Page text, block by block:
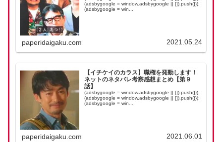
(adsbygoogle = window.adsbygoogle || []).push({});
(adsbygoogle = win...
paperidaigaku.com 2021.05.24
【イチケイのカラス】職権を発動します！
ネットのネタバレ考察感想まとめ【第９
話】
(adsbygoogle = window.adsbygoogle || []).push({});
(adsbygoogle = window.adsbygoogle || []).push({});
(adsbygoogle = win...
paperidaigaku.com 2021.06.01